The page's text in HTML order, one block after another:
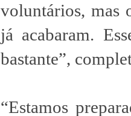
voluntários, mas
já acabaram.
bastante”,
“Estamos